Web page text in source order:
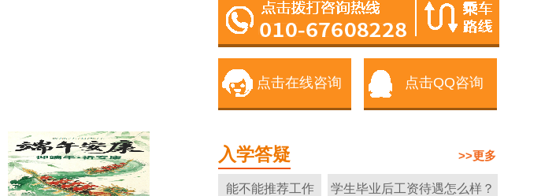
点击在线咨询 点击QQ咨询
入学答疑 >>更多
能不能推荐工作 学生毕业后工资待遇怎么样？